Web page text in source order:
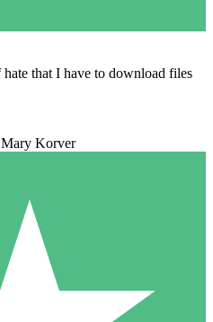
that I have to download files
Mary Korver